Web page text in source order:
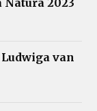
2023
van